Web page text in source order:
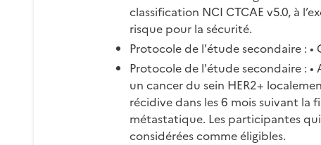
classification NCI CTCAE v5.0, à
risque pour la sécurité.
Protocole de l'étude secondaire :
Protocole de l'étude secondaire :
un cancer du sein HER2+
récidive dans les 6 mois suivant
métastatique. Les participantes
considérées comme éligibles.